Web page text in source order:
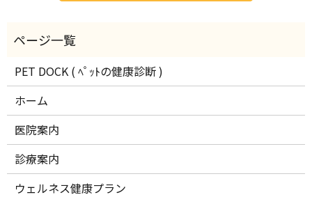
PET DOCK ( ﾍﾟｯﾄの健康診断 )
ホーム
医院案内
診療案内
ウェルネス健康プラン